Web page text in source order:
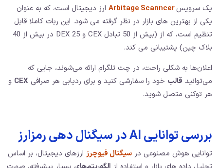
یک سرویس
ارز دیجیتال است، که به عنوان
یکی از بهترین های بازار در نظر گرفته می شود. این ربات کاملا قابل
تنظیم است، که از (بیش از 50 تبادل CEX و 25 DEX در بیش از 40
بلاک چین) پشتیبانی می کند.
اعلان‌ها به شکلی راحت، در چت تلگرام ارائه می‌شوند، جایی که
می‌توانید قالب خود را سفارشی کنید و برای ردیابی هر صرافی CEX و
هر توکنی متصل شوید.
بررسی توانایی AI در سیگنال دهی رمزارز
توانایی هوش مصنوعی در سیگنال فیوچرز ارزهای دیجیتال، بر اساس